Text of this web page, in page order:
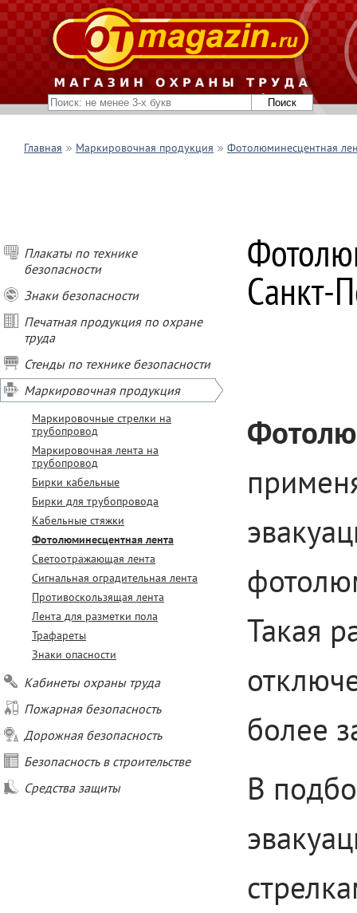
Главная Маркировочная продукция Фотолюминесцентная
Плакаты по технике
безопасности
Знаки безопасности
Печатная продукция по охране
труда
Стенды по технике безопасности
Маркировочная продукция
Маркировочные стрелки на
трубопровод
Маркировочная лента на
трубопровод
Бирки кабельные
Бирки для трубопровода
Кабельные стяжки
Фотолюминесцентная лента
Светоотражающая лента
Сигнальная оградительная лента
Противоскользящая лента
Лента для разметки пола
Трафареты
Знаки опасности
Кабинеты охраны труда
Пожарная безопасность
Дорожная безопасность
Безопасность в строительстве
Средства защиты
Санкт-
Такая
более
В